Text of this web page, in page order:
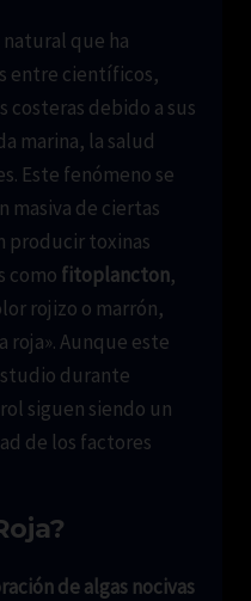
que ha
entre científicos,
costeras debido a sus
marina, la salud
Este fenómeno se
masiva de ciertas
producir toxinas
como fitoplancton,
rojizo o marrón,
roja». Aunque este
durante
siguen siendo un
de los factores
de algas nocivas